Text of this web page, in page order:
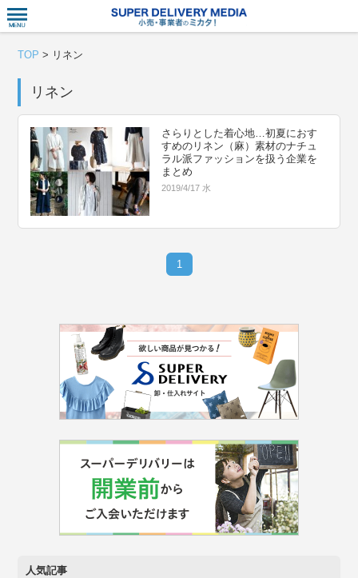
TOP > リネン
リネン
さらりとした着心地…初夏におす
すめのリネン（麻）素材のナチュ
ラル派ファッションを扱う企業を
まとめ
2019/4/17 水
1
人気記事